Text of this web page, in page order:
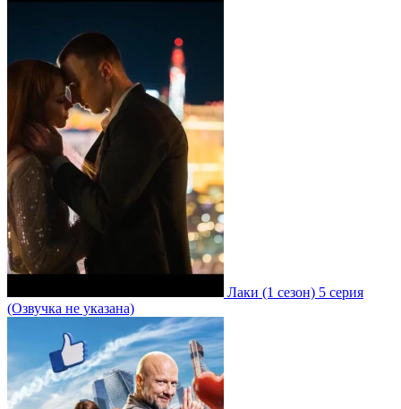
Лаки (1 сезон) 5 серия
(Озвучка не указана)